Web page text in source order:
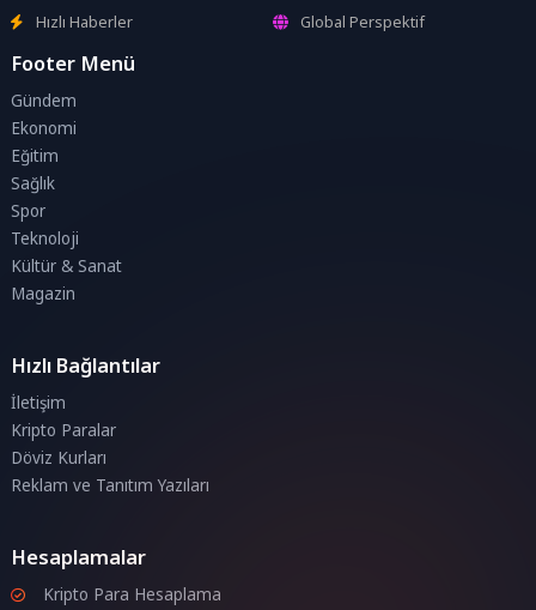
Hızlı Haberler
Global Perspektif
Footer Menü
Gündem
Ekonomi
Eğitim
Sağlık
Spor
Teknoloji
Kültür & Sanat
Magazin
Hızlı Bağlantılar
İletişim
Kripto Paralar
Döviz Kurları
Reklam ve Tanıtım Yazıları
Hesaplamalar
Kripto Para Hesaplama